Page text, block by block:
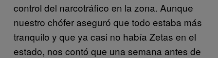
control del narcotráfico en la zona. Aunque
nuestro chófer aseguró que todo estaba más
tranquilo y que ya casi no había Zetas en el
estado, nos contó que una semana antes de